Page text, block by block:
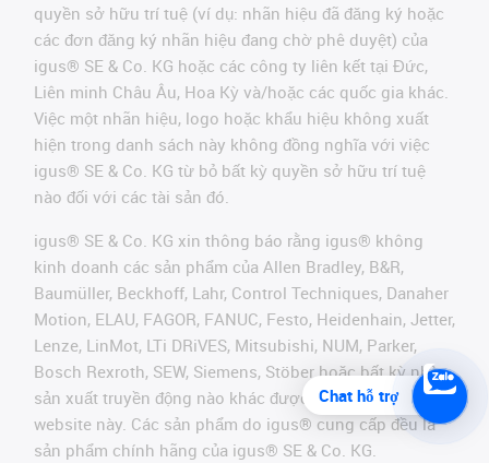
quyền sở hữu trí tuệ (ví dụ: nhãn hiệu đã đăng ký hoặc
các đơn đăng ký nhãn hiệu đang chờ phê duyệt) của
igus® SE & Co. KG hoặc các công ty liên kết tại Đức,
Liên minh Châu Âu, Hoa Kỳ và/hoặc các quốc gia khác.
Việc một nhãn hiệu, logo hoặc khẩu hiệu không xuất
hiện trong danh sách này không đồng nghĩa với việc
igus® SE & Co. KG từ bỏ bất kỳ quyền sở hữu trí tuệ
nào đối với các tài sản đó.
igus® SE & Co. KG xin thông báo rằng igus® không
kinh doanh các sản phẩm của Allen Bradley, B&R,
Baumüller, Beckhoff, Lahr, Control Techniques, Danaher
Motion, ELAU, FAGOR, FANUC, Festo, Heidenhain, Jetter,
Lenze, LinMot, LTi DRiVES, Mitsubishi, NUM, Parker,
Bosch Rexroth, SEW, Siemens, Stöber hoặc bất kỳ nhà
sản xuất truyền động nào khác được đề cập trên
website này. Các sản phẩm do igus® cung cấp đều là
sản phẩm chính hãng của igus® SE & Co. KG.
Chat hỗ trợ